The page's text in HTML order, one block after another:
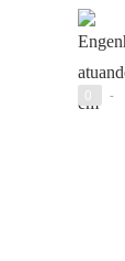
0 -